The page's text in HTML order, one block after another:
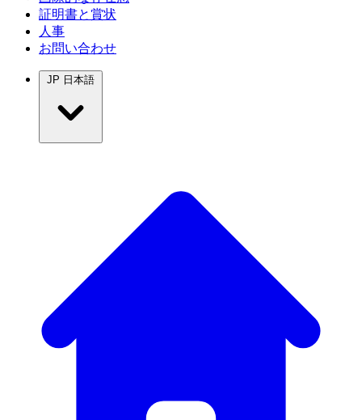
証明書と賞状
人事
お問い合わせ
JP 日本語